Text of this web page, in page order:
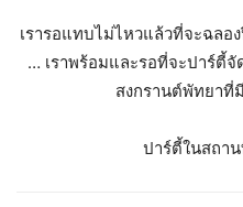
เรารอแทบไม่ไหวแล้วที่จะฉลอ
… เราพร้อมและรอที่จะปาร์ตี้
สงกรานต์พัทยาที่
ปาร์ตี้ในสถา